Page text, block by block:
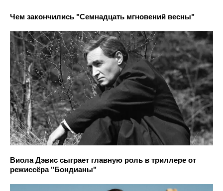
Чем закончились "Семнадцать мгновений весны"
Виола Дэвис сыграет главную роль в триллере от
режиссёра "Бондианы"